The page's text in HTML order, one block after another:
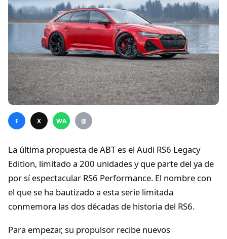
F X WA @
La última propuesta de ABT es el Audi RS6 Legacy
Edition, limitado a 200 unidades y que parte del ya de
por sí espectacular RS6 Performance. El nombre con
el que se ha bautizado a esta serie limitada
conmemora las dos décadas de historia del RS6.
Para empezar, su propulsor recibe nuevos